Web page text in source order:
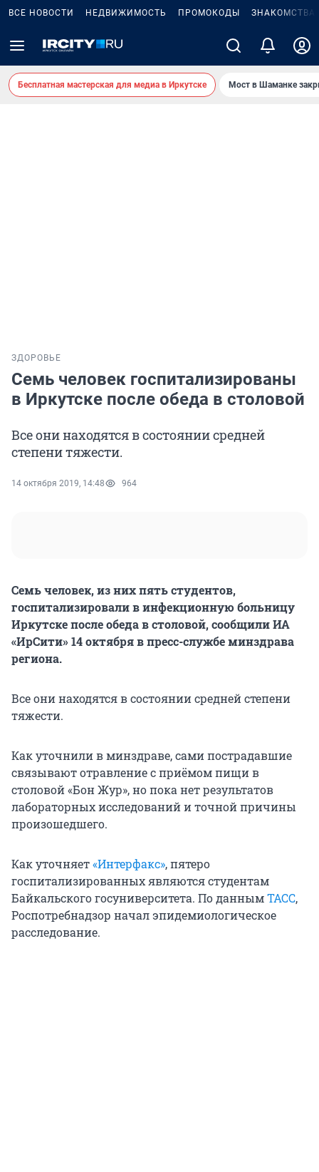
ВСЕ НОВОСТИ НЕДВИЖИМОСТЬ ПРОМОКОДЫ ЗНАКОМСТВА
Бесплатная мастерская для медиа в Иркутске Мост в Шаманке
ЗДОРОВЬЕ
Семь человек госпитализированы
в Иркутске после обеда в столовой
Все они находятся в состоянии средней
степени тяжести.
14 октября 2019, 14:48 964
Семь человек, из них пять студентов,
госпитализировали в инфекционную больницу
Иркутске после обеда в столовой, сообщили ИА
«ИрСити» 14 октября в пресс-службе минздрава
региона.
Все они находятся в состоянии средней степени
тяжести.
Как уточнили в минздраве, сами пострадавшие
связывают отравление с приёмом пищи в
столовой «Бон Жур», но пока нет результатов
лабораторных исследований и точной причины
произошедшего.
Как уточняет«Интерфакс», пятеро
госпитализированных являются студентам
Байкальского госуниверситета. По даннымТАСС,
Роспотребнадзор начал эпидемиологическое
расследование.